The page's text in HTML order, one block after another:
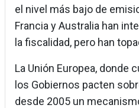
el nivel más bajo de
Francia y Australia han
la fiscalidad, pero han
La Unión Europea, donde
los Gobiernos pacten
desde 2005 un